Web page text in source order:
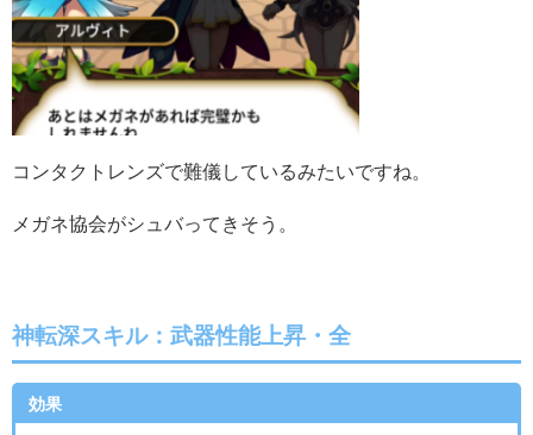
コンタクトレンズで難儀しているみたいですね。
メガネ協会がシュバってきそう。
神転深スキル：武器性能上昇・全
効果